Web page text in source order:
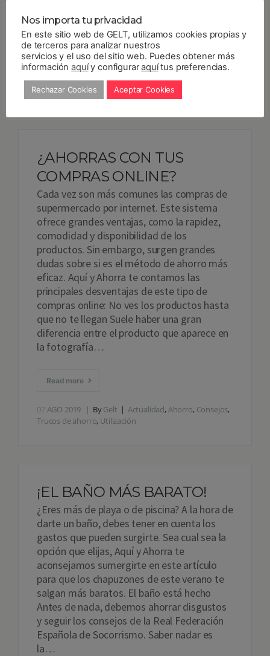
Read more
SEP 2019 By Ahorro,Canjeo de dinero
Consejos,Trucos de ahorro,Utilización
¿AHORRAS CON TUS
COMPRAS ONLINE?
Cada vez son más comunes las compras de
supermercado por internet. Este sistema
ofrece grandes ventajas, como la rapidez,
comodidad y disponibilidad de los
productos. Sin embargo, surgen grandes
dudas sobre si es el método de ahorro más
eficaz. Aquí y Ahorra te contamos las
principales desventajas de este tipo de
compras online: No ves los productos hasta
que no te llegan Suele haber una gran
diferencia entre el producto que aparece en
la fotografía…
Read more
07AGO 2019 ByGelt Actualidad, Ahorro, Consejos,
Trucos de ahorro, Utilización
¡EL BAÑO MÁS BARATO!
¿Eres más de playa o de piscina? A la hora de
darte un baño, debes tener en cuenta los
gastos que pueden surgirte. Sea cual sea la
opción que elijas, Aquí y Ahorra te
aconsejamos sumergirte en este artículo
para que los chapuzones de este verano te
salgan más baratos. El baño está hecho
Antes de nada, debemos ahorrar disgustos
y seguir los consejos de la Real Federación
Española de Socorrismo. Saber nadar es
la…
Nos importa tu privacidad
En este sitio web de GELT, utilizamos cookies propias y
de terceros para analizar nuestros
servicios y el uso del sitio web. Puedes obtener más
informaciónaquíy configuraraquítus preferencias.
Rechazar Cookies Aceptar Cookies